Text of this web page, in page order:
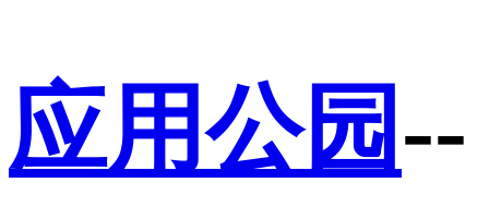
应用公园--